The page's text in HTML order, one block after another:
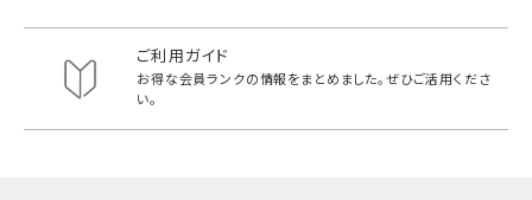
ご利用ガイド
お得な会員ランクの情報をまとめました。ぜひご活用くださ
い。